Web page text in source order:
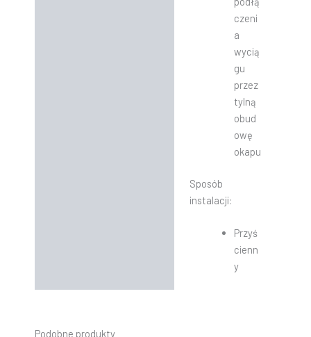
czeni
a
wycią
gu
przez
tylną
obud
owę
okapu
Sposób
instalacji:
Przyś
cienn
y
Podobne produkty